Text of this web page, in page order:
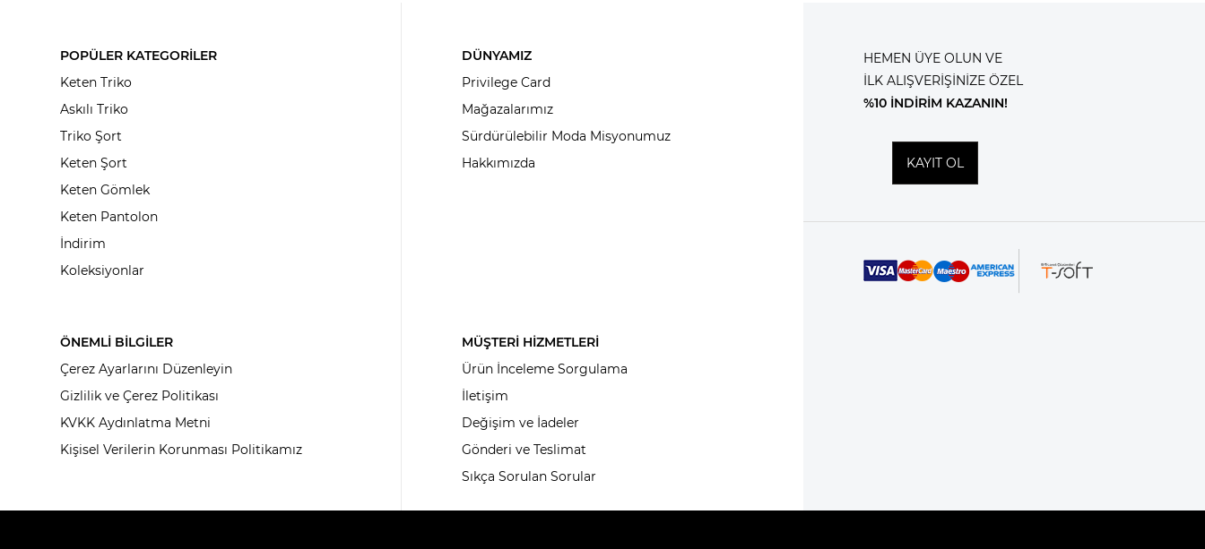
POPÜLER KATEGORİLER
Keten Triko
Askılı Triko
Triko Şort
Keten Şort
Keten Gömlek
Keten Pantolon
İndirim
Koleksiyonlar
DÜNYAMIZ
Privilege Card
Mağazalarımız
Sürdürülebilir Moda Misyonumuz
Hakkımızda
ÖNEMLİ BİLGİLER
Çerez Ayarlarını Düzenleyin
Gizlilik ve Çerez Politikası
KVKK Aydınlatma Metni
Kişisel Verilerin Korunması Politikamız
MÜŞTERİ HİZMETLERİ
Ürün İnceleme Sorgulama
İletişim
Değişim ve İadeler
Gönderi ve Teslimat
Sıkça Sorulan Sorular
HEMEN ÜYE OLUN VE
İLK ALIŞVERİŞİNİZE ÖZEL
%10 İNDİRİM KAZANIN!
KAYIT OL